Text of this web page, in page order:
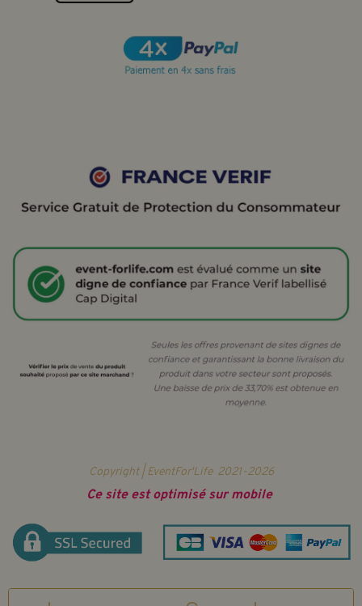
Copyright | EventFor'Life 2021-2026
Ce site est optimisé sur mobile